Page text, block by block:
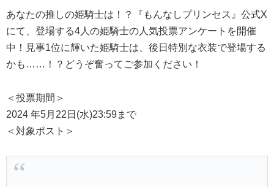
あなたの推しの姫騎士は！？『もんなしプリンセス』公式X
にて、登場する4人の姫騎士の人気投票アンケートを開催
中！見事1位に輝いた姫騎士は、後日特別な衣装で登場する
かも……！？どうぞ奮ってご参加ください！
＜投票期間＞
2024 年5月22日(水)23:59まで
＜対象ポスト＞